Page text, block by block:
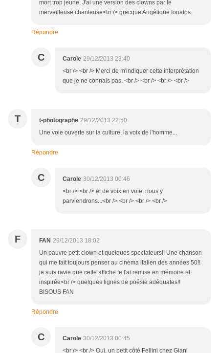
mort trop jeune. J'ai une version des clowns par le
merveilleuse chanteuse<br /> grecque Angélique Ionatos.
Répondre
C Carole 29/12/2013 23:40
<br /> <br /> Merci de m'indiquer cette interprétation
que je ne connais pas. <br /> <br /> <br /> <br />
T t-photographe 29/12/2013 22:50
Une voie ouverte sur la culture, la voix de l'homme...
Répondre
C Carole 30/12/2013 00:46
<br /> <br /> et de voix en voie, nous y
parviendrons...<br /> <br /> <br /> <br />
F FAN 29/12/2013 18:02
Un pauvre petit clown et quelques spectateurs!! Une chanson
qui me fait toujours penser au cinéma italien des années 50!!
je suis ravie que cette affiche te l'ai remise en mémoire et
inspirée<br /> quelques lignes de poésie adéquates!!
BISOUS FAN
Répondre
C Carole 30/12/2013 00:45
<br /> <br /> Oui, un petit côté Fellini chez Giani